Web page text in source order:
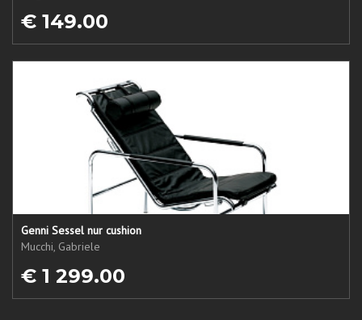
€ 149.00
Genni Sessel nur cushion
Mucchi, Gabriele
€ 1 299.00